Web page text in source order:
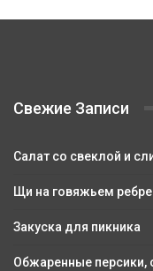
Свежие Записи
Салат со свеклой и
Щи на говяжьем ребре
Закуска для пикника
Обжаренные персики,